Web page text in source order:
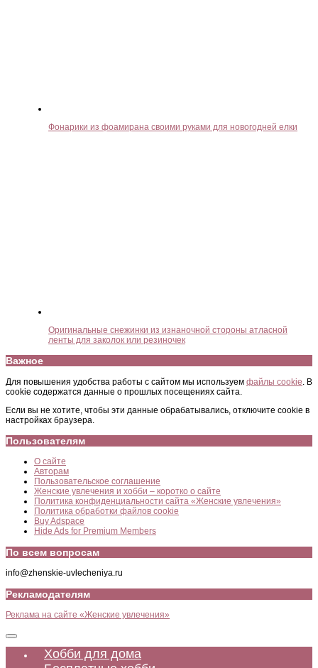
Фонарики из фоамирана своими руками для новогодней елки
Оригинальные снежинки из изнаночной стороны атласной
ленты для заколок или резиночек
Важное
Для повышения удобства работы с сайтом мы используем файлы cookie . В
cookie содержатся данные о прошлых посещениях сайта.
Если вы не хотите, чтобы эти данные обрабатывались, отключите cookie в
настройках браузера.
Пользователям
О сайте
Авторам
Пользовательское соглашение
Женские увлечения и хобби – коротко о сайте
Политика конфиденциальности сайта «Женские увлечения»
Политика обработки файлов cookie
Buy Adspace
Hide Ads for Premium Members
По всем вопросам
info@zhenskie-uvlecheniya.ru
Рекламодателям
Реклама на сайте «Женские увлечения»
Хобби для дома